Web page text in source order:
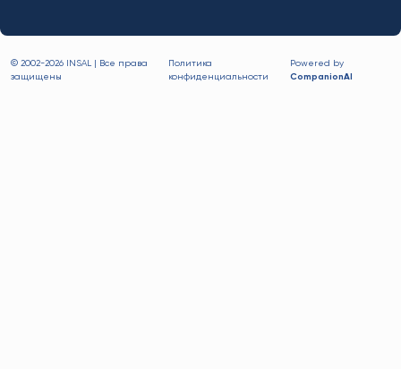
© 2002-2026 INSAL | Все права
защищены
Политика
конфиденциальности
Powered by
CompanionAI